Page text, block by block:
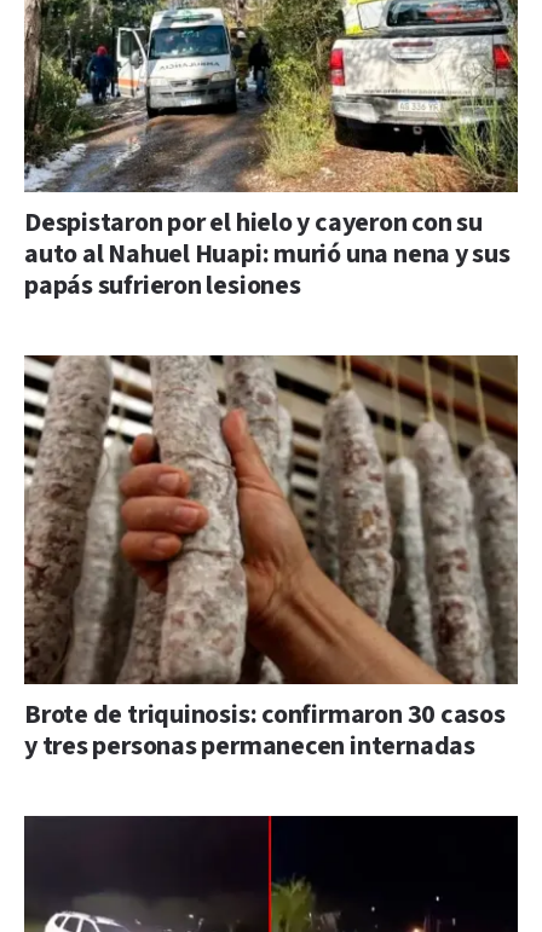
Despistaron por el hielo y cayeron con su
auto al Nahuel Huapi: murió una nena y sus
papás sufrieron lesiones
Brote de triquinosis: confirmaron 30 casos
y tres personas permanecen internadas